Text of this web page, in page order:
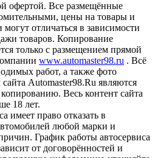
офертой. Все размещённые
цены на товары и
отличаться в зависимости
товаров. Копирование
только с размещением прямой
www.automaster98.ru . Всё
работ, а также фото
Automaster98.Ru являются
Весь контент сайта
18 лет.
имеет право отказать в
любой марки и
График работы автосервиса
от договорённостей и